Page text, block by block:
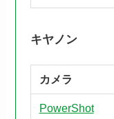
キヤノン
カメラ
PowerShot